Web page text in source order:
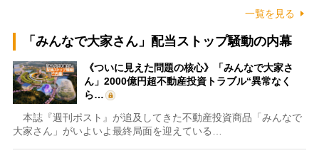
一覧を見る
「みんなで大家さん」配当ストップ騒動の内幕
《ついに見えた問題の核心》「みんなで大家さ
ん」2000億円超不動産投資トラブル“異常なく
ら…
本誌『週刊ポスト』が追及してきた不動産投資商品「みんなで
大家さん」がいよいよ最終局面を迎えている…